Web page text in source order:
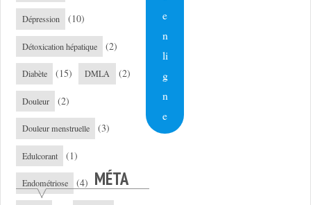
Dépression (10)
Détoxication hépatique (2)
Diabète (15) DMLA (2)
Douleur (2)
Douleur menstruelle (3)
Edulcorant (1)
Endométriose (4)
e
n
li
g
n
e
MÉTA